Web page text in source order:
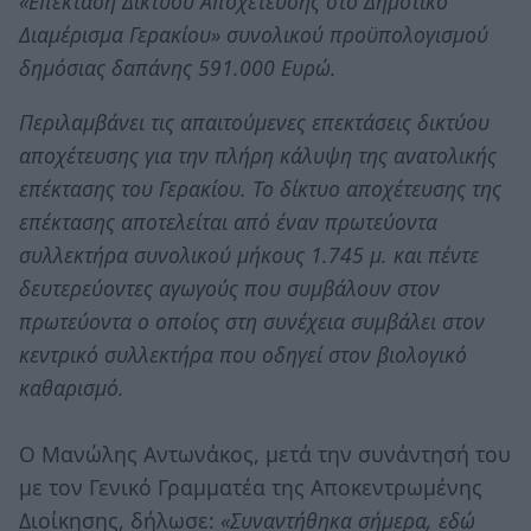
Διαμέρισμα Γερακίου» συνολικού προϋπολογισμού
δημόσιας δαπάνης 591.000 Ευρώ.
Περιλαμβάνει τις απαιτούμενες επεκτάσεις δικτύου
αποχέτευσης για την πλήρη κάλυψη της ανατολικής
επέκτασης του Γερακίου. Το δίκτυο αποχέτευσης της
επέκτασης αποτελείται από έναν πρωτεύοντα
συλλεκτήρα συνολικού μήκους 1.745 μ. και πέντε
δευτερεύοντες αγωγούς που συμβάλουν στον
πρωτεύοντα ο οποίος στη συνέχεια συμβάλει στον
κεντρικό συλλεκτήρα που οδηγεί στον βιολογικό
καθαρισμό.
Ο Μανώλης Αντωνάκος, μετά την συνάντησή του
με τον Γενικό Γραμματέα της Αποκεντρωμένης
Διοίκησης, δήλωσε: «Συναντήθηκα σήμερα, εδώ